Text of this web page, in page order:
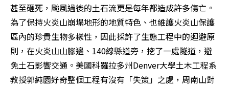
甚至砸死，颱風過後的土石流更是每年都造成許多傷亡。
為了保持火炎山崩塌地形的地質特色、也維護火炎山保護
區內的珍貴生物多樣性，因此採許了生態工程中的迴避原
則，在火炎山山腳邊、140線縣道旁，挖了一處隧道，避
免土石影響交通。美國科羅拉多州Denver大學土木工程系
教授郭純園好奇整個工程有沒有「失策」之處，周南山對